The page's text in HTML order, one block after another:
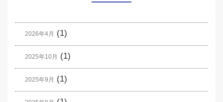
2026年4月 (1)
2025年10月 (1)
2025年9月 (1)